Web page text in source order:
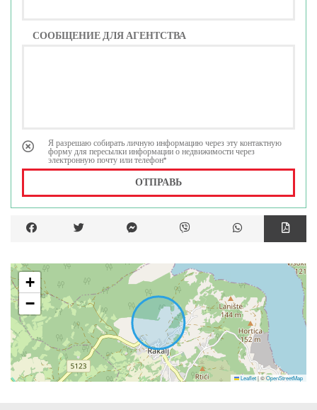
СООБЩЕНИЕ ДЛЯ АГЕНТСТВА
Я разрешаю собирать личную информацию через эту контактную
форму для пересылки информации о недвижимости через
электронную почту или телефон*
ОТПРАВЬ
+
−
Leaflet|©OpenStreetMap